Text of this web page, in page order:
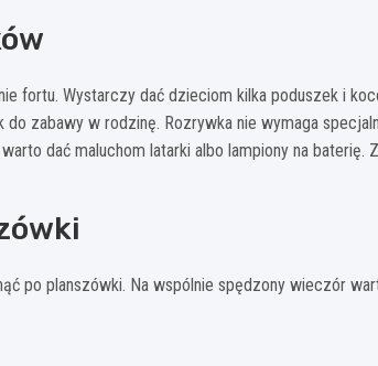
fortu. Wystarczy dać dzieciom kilka poduszek i
zabawy w rodzinę. Rozrywka nie wymaga
dać maluchom latarki albo lampiony na baterię.
po planszówki. Na wspólnie spędzony wieczór